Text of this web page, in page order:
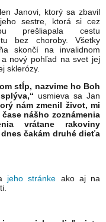
Janovi, ktorý sa zbavil
sestre, ktorá si cez
prešliapala cestu
bez choroby. Všetky
skončí na invalidnom
nový pohľad na svet jej
sklerózy.
stĺp, nazvime ho Boh
usmieva sa Jan
nám zmenil život, mi
nášho zoznámenia
vrátane rakoviny
čakám druhé dieťa
jeho stránke ako aj na